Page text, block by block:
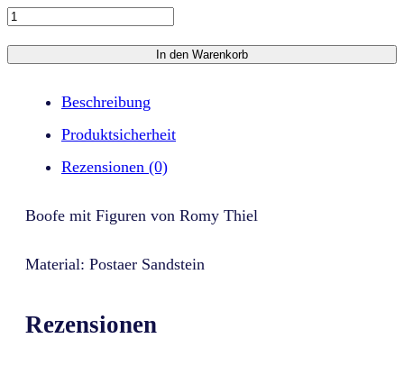
In den Warenkorb
Beschreibung
Produktsicherheit
Rezensionen (0)
Boofe mit Figuren von Romy Thiel
Material: Postaer Sandstein
Rezensionen